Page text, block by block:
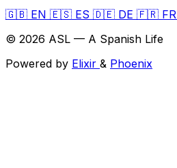
🇬🇧 EN 🇪🇸 ES 🇩🇪 DE 🇫🇷 FR
© 2026 ASL — A Spanish Life
Powered by Elixir & Phoenix